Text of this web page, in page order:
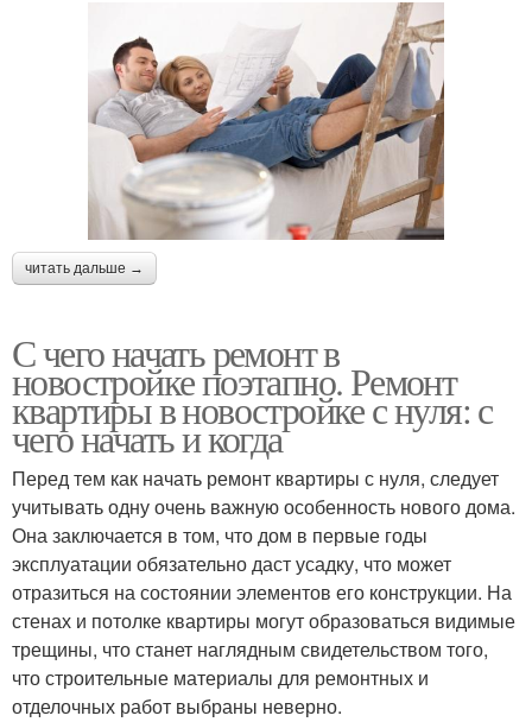
читать дальше →
С чего начать ремонт в
новостройке поэтапно. Ремонт
квартиры в новостройке с нуля: с
чего начать и когда
Перед тем как начать ремонт квартиры с нуля, следует
учитывать одну очень важную особенность нового дома.
Она заключается в том, что дом в первые годы
эксплуатации обязательно даст усадку, что может
отразиться на состоянии элементов его конструкции. На
стенах и потолке квартиры могут образоваться видимые
трещины, что станет наглядным свидетельством того,
что строительные материалы для ремонтных и
отделочных работ выбраны неверно.